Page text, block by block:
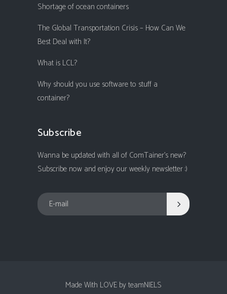
Shortage of ocean containers
The Global Transportation Crisis – How Can We
Best Deal with It?
What is LCL?
Why should you use software to stuff a
container?
Subscribe
Wanna be updated with all of ComTainer's new?
Subscribe now and enjoy our weekly newsletter :)
Made With LOVE by teamNIELS